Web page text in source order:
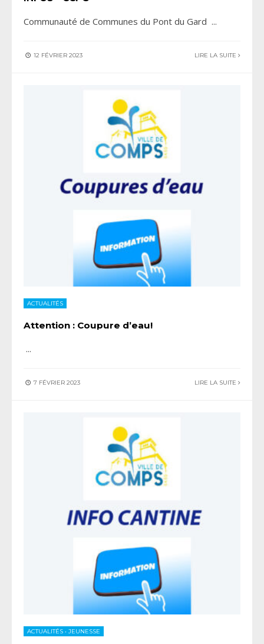
Communauté de Communes du Pont du Gard ...
12 FÉVRIER 2023 LIRE LA SUITE
ACTUALITÉS
Attention : Coupure d’eau!
...
7 FÉVRIER 2023 LIRE LA SUITE
ACTUALITÉS • JEUNESSE